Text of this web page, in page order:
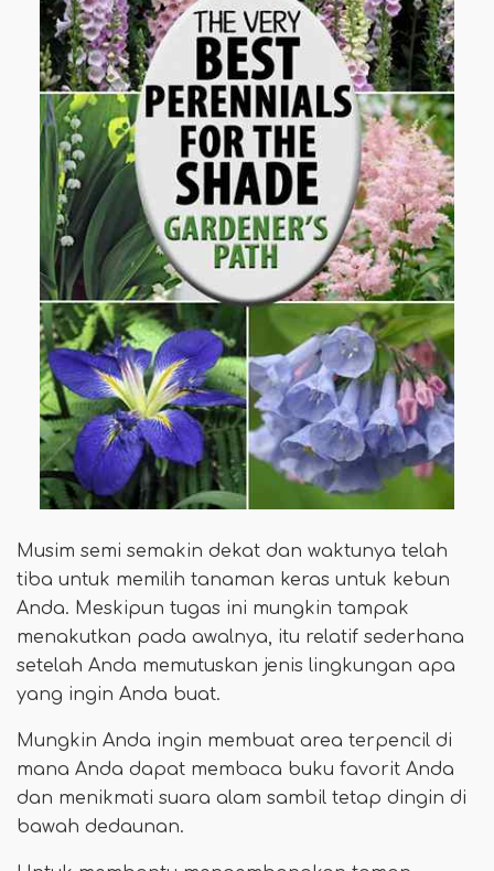
Musim semi semakin dekat dan waktunya telah
tiba untuk memilih tanaman keras untuk kebun
Anda. Meskipun tugas ini mungkin tampak
menakutkan pada awalnya, itu relatif sederhana
setelah Anda memutuskan jenis lingkungan apa
yang ingin Anda buat.
Mungkin Anda ingin membuat area terpencil di
mana Anda dapat membaca buku favorit Anda
dan menikmati suara alam sambil tetap dingin di
bawah dedaunan.